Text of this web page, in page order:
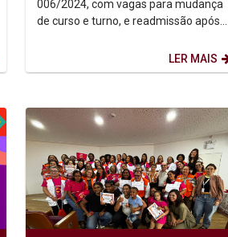
006/2024, com vagas para mudança
de curso e turno, e readmissão após
LER MAIS